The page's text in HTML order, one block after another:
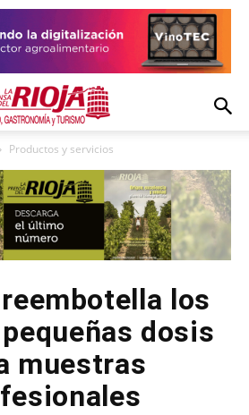
Productos y servicios
los
dosis
muestras